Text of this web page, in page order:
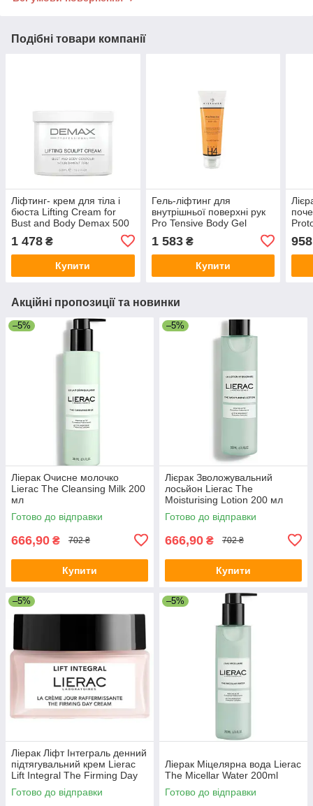
Подібні товари компанії
Ліфтинг- крем для тіла і
бюста Lifting Cream for
Bust and Body Demax 500
1 478 ₴
Купити
Гель-ліфтинг для
внутрішньої поверхні рук
Pro Tensive Body Gel
1 583₴
Купити
958
Акційні пропозиції та новинки
–5%
Ліерак Очисне молочко
Lierac The Cleansing Milk 200
мл
Готово до відправки
666,90 ₴ 702 ₴
Купити
–5%
Лієрак Зволожувальний
лосьйон Lierac The
Moisturising Lotion 200 мл
Готово до відправки
666,90 ₴ 702 ₴
Купити
–5%
Ліерак Ліфт Інтеграль денний
підтягувальний крем Lierac
Lift Integral The Firming Day
Cream 50 мл
Готово до відправки
–5%
Ліерак Міцелярна вода Lierac
The Micellar Water 200ml
Готово до відправки